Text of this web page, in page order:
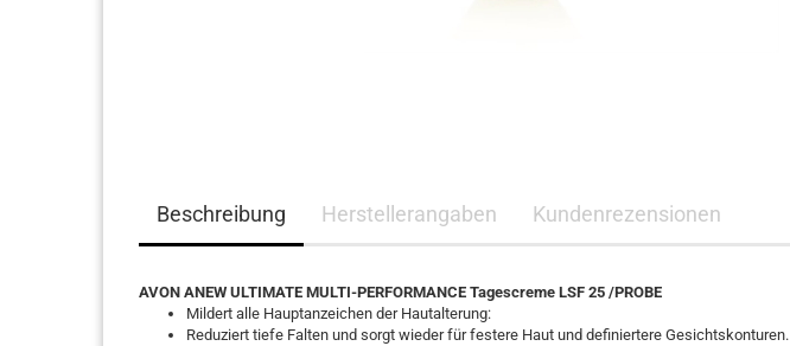
Beschreibung Herstellerangaben Kundenrezensionen
AVON ANEW ULTIMATE MULTI-PERFORMANCE Tagescreme LSF 25 /PROBE
Mildert alle Hauptanzeichen der Hautalterung:
Reduziert tiefe Falten und sorgt wieder für festere Haut und definiertere Gesichtskonturen.